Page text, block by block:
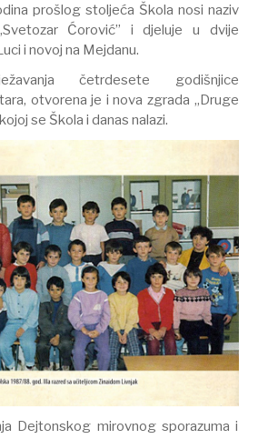
prošlog stoljeća Škola nosi naziv
Ćorović” i djeluje u dvije
i novoj na Mejdanu.
četrdesete godišnjice
otvorena je i nova zgrada „Druge
se Škola i danas nalazi.
Dejtonskog mirovnog sporazuma i